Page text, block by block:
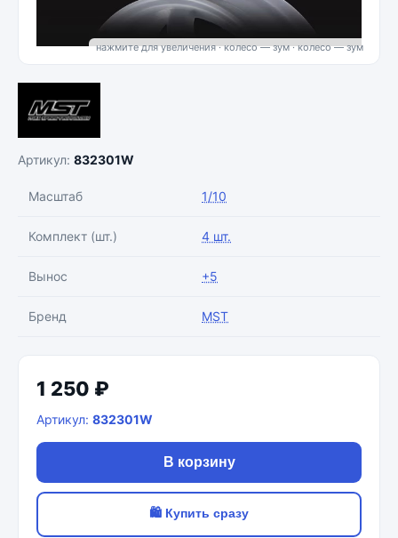
нажмите для увеличения · колесо — зум
Артикул: 832301W
Масштаб 1/10
Комплект (шт.) 4 шт.
Вынос +5
Бренд MST
1 250 ₽
Артикул: 832301W
В корзину
🛍 Купить сразу